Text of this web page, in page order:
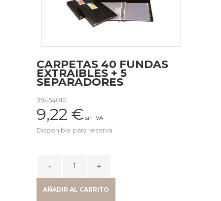
CARPETAS 40 FUNDAS
EXTRAIBLES + 5
SEPARADORES
39454010
9,22 € sin IVA
Disponible para reserva
AÑADIR AL CARRITO